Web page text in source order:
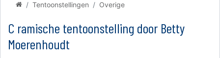
Tentoonstellingen Overige
C ramische tentoonstelling door Betty
Moerenhoudt